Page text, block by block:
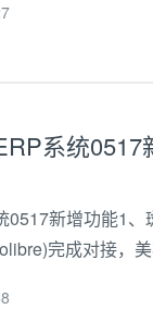
1●...
系统0517
0517新增功能1
完成对接，